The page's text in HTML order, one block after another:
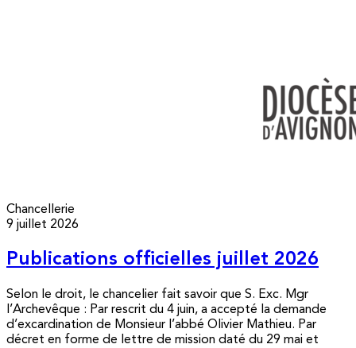
Chancellerie
9 juillet 2026
Publications officielles juillet 2026
Selon le droit, le chancelier fait savoir que S. Exc. Mgr
l’Archevêque : Par rescrit du 4 juin, a accepté la demande
d’excardination de Monsieur l’abbé Olivier Mathieu. Par
décret en forme de lettre de mission daté du 29 mai et